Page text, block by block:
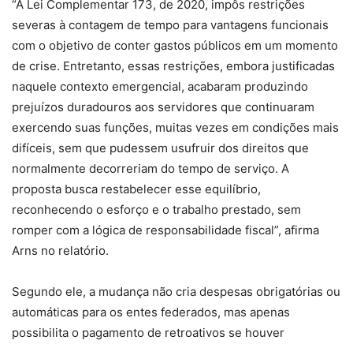
“A Lei Complementar 173, de 2020, impôs restrições
severas à contagem de tempo para vantagens funcionais
com o objetivo de conter gastos públicos em um momento
de crise. Entretanto, essas restrições, embora justificadas
naquele contexto emergencial, acabaram produzindo
prejuízos duradouros aos servidores que continuaram
exercendo suas funções, muitas vezes em condições mais
difíceis, sem que pudessem usufruir dos direitos que
normalmente decorreriam do tempo de serviço. A
proposta busca restabelecer esse equilíbrio,
reconhecendo o esforço e o trabalho prestado, sem
romper com a lógica de responsabilidade fiscal”, afirma
Arns no relatório.
Segundo ele, a mudança não cria despesas obrigatórias ou
automáticas para os entes federados, mas apenas
possibilita o pagamento de retroativos se houver